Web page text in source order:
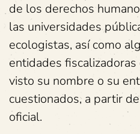
de los derechos
las universidades
ecologistas, así como
entidades
visto su nombre o su
cuestionados, a partir
oficial.